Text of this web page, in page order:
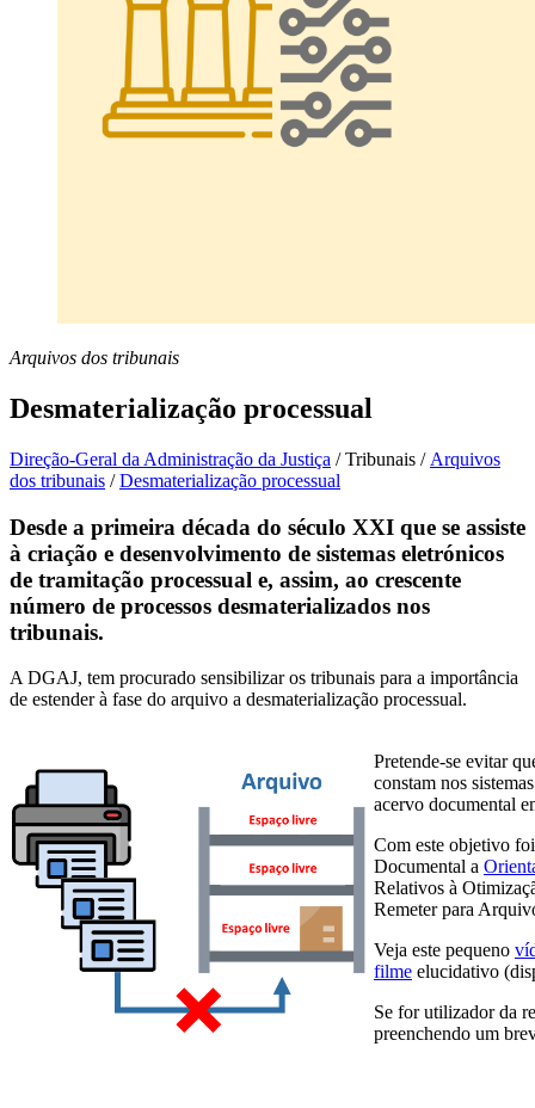
Arquivos dos tribunais
Desmaterialização processual
Direção-Geral da Administração da Justiça /Tribunais / Arquivos
dos tribunais /Desmaterialização processual
Desde a primeira década do século XXI que se assiste
à criação e desenvolvimento de sistemas eletrónicos
de tramitação processual e, assim, ao crescente
número de processos desmaterializados nos
tribunais.
A DGAJ, tem procurado sensibilizar os tribunais para a importância
de estender à fase do arquivo a desmaterialização processual.
Pretende-se evitar
constam nos
acervo documental
Com este objetivo
Documental a
Relativos à
Remeter para
Veja este pequeno
filme elucidativo
Se for utilizador da
preenchendo um